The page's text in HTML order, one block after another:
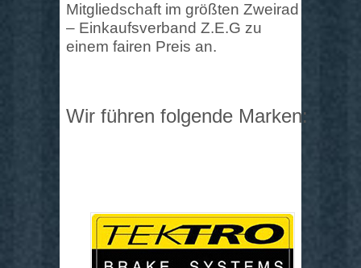
Mitgliedschaft im größten Zweirad
– Einkaufsverband Z.E.G zu
einem fairen Preis an.
Wir führen folgende Marken: